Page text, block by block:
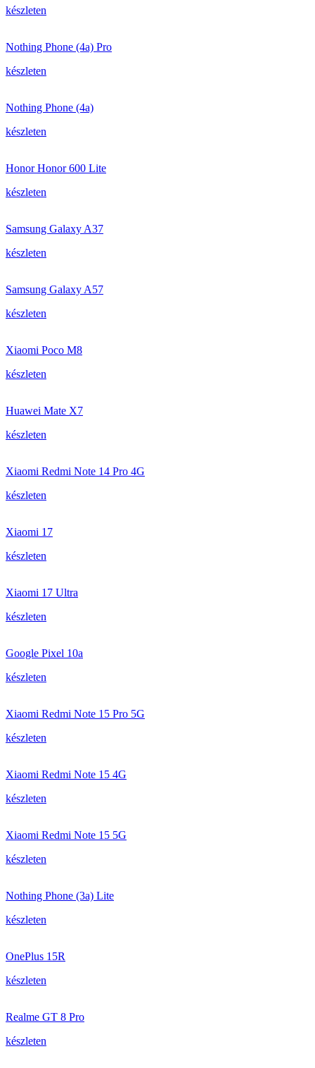
készleten
Nothing Phone (4a) Pro
készleten
Nothing Phone (4a)
készleten
Honor Honor 600 Lite
készleten
Samsung Galaxy A37
készleten
Samsung Galaxy A57
készleten
Xiaomi Poco M8
készleten
Huawei Mate X7
készleten
Xiaomi Redmi Note 14 Pro 4G
készleten
Xiaomi 17
készleten
Xiaomi 17 Ultra
készleten
Google Pixel 10a
készleten
Xiaomi Redmi Note 15 Pro 5G
készleten
Xiaomi Redmi Note 15 4G
készleten
Xiaomi Redmi Note 15 5G
készleten
Nothing Phone (3a) Lite
készleten
OnePlus 15R
készleten
Realme GT 8 Pro
készleten